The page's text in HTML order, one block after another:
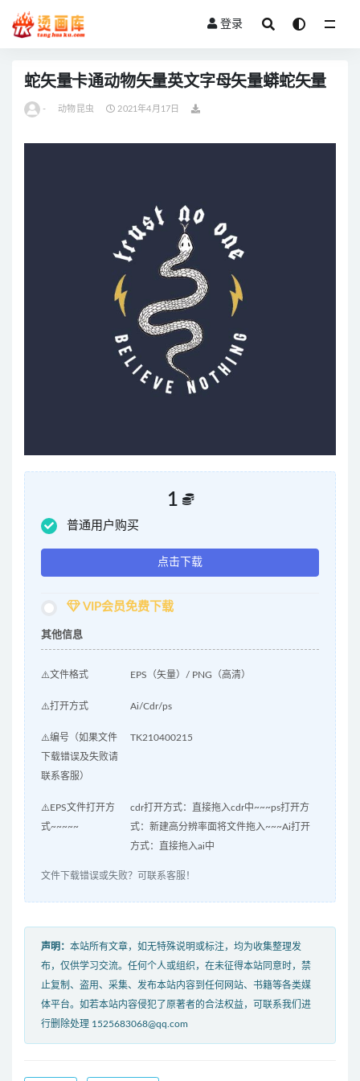
登录
蛇矢量卡通动物矢量英文字母矢量蟒蛇矢量
- 动物昆虫 2021年4月17日
1
普通用户购买
点击下载
VIP会员免费下载
其他信息
⚠️文件格式 EPS（矢量）/ PNG（高清）
⚠️打开方式 Ai/Cdr/ps
⚠️编号（如果文件
下载错误及失败请
联系客服）
TK210400215
⚠️EPS文件打开方
式~~~~~
cdr打开方式：直接拖入cdr中~~~ps打开方
式：新建高分辨率面将文件拖入~~~Ai打开
方式：直接拖入ai中
文件下载错误或失败？可联系客服！
声明： 本站所有文章，如无特殊说明或标注，均为收集整理发
布，仅供学习交流。任何个人或组织，在未征得本站同意时，禁
止复制、盗用、采集、发布本站内容到任何网站、书籍等各类媒
体平台。如若本站内容侵犯了原著者的合法权益，可联系我们进
行删除处理 1525683068@qq.com